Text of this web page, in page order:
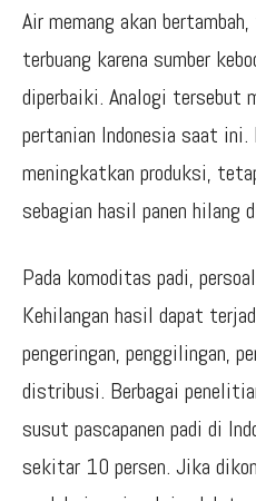
Air memang akan
terbuang karena sumber
diperbaiki. Analogi tersebut
pertanian Indonesia saat
meningkatkan produksi,
sebagian hasil panen hilang
Pada komoditas padi,
Kehilangan hasil dapat
pengeringan, penggilingan,
distribusi. Berbagai
susut pascapanen padi di
sekitar 10 persen. Jika